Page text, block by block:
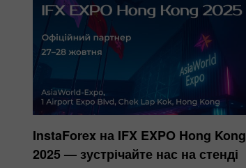
InstaForex на IFX EXPO Hong Kong
2025 — зустрічайте нас на стенді